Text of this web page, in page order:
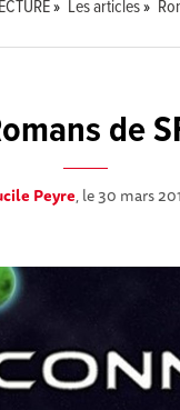
Les articles
de
Peyre, le 30 mars